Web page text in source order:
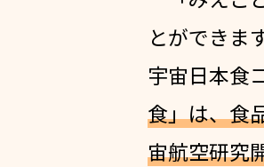
とができま
宇宙日本食
食」は、食
宙航空研究